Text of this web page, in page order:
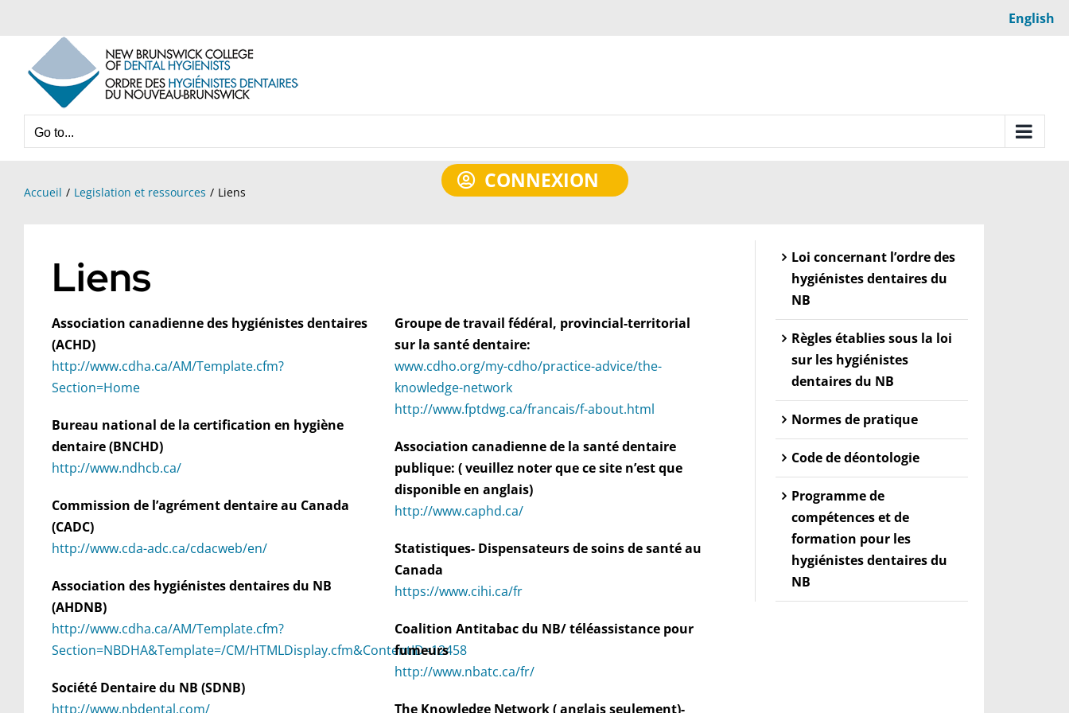
content
English
Go to...
CONNEXION
Accueil Legislation et ressources Liens
Liens
Association canadienne des hygiénistes dentaires
(ACHD)
http://www.cdha.ca/AM/Template.cfm?
Section=Home
Bureau national de la certification en hygiène
dentaire (BNCHD)
http://www.ndhcb.ca/
Commission de l’agrément dentaire au Canada
(CADC)
http://www.cda-adc.ca/cdacweb/en/
Association des hygiénistes dentaires du NB
(AHDNB)
http://www.cdha.ca/AM/Template.cfm?
Section=NBDHA&Template=/CM/HTMLDisplay.cfm&ContentID=12458
Société Dentaire du NB (SDNB)
http://www.nbdental.com/
Groupe de travail fédéral, provincial-territorial
sur la santé dentaire:
www.cdho.org/my-cdho/practice-advice/the-
knowledge-network
http://www.fptdwg.ca/francais/f-about.html
Association canadienne de la santé dentaire
publique: ( veuillez noter que ce site n’est que
disponible en anglais)
http://www.caphd.ca/
Statistiques- Dispensateurs de soins de santé au
Canada
https://www.cihi.ca/fr
Coalition Antitabac du NB/ téléassistance pour
fumeurs
http://www.nbatc.ca/fr/
The Knowledge Network ( anglais seulement)-
Loi concernant l’ordre des
hygiénistes dentaires du
NB
Règles établies sous la loi
sur les hygiénistes
dentaires du NB
Normes de pratique
Code de déontologie
Programme de
compétences et de
formation pour les
hygiénistes dentaires du
NB